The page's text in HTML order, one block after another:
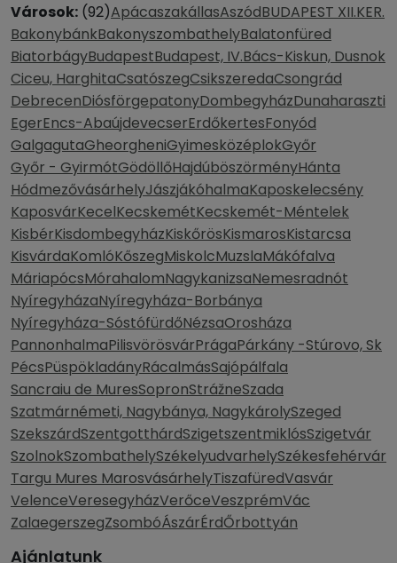
Városok: (92)ApácaszakállasAszódBUDAPEST XII.KER.
BakonybánkBakonyszombathelyBalatonfüred
BiatorbágyBudapestBudapest, IV.Bács-Kiskun, Dusnok
Ciceu, HarghitaCsatószegCsikszeredaCsongrád
DebrecenDiósförgepatonyDombegyházDunaharaszti
EgerEncs-AbaújdevecserErdőkertesFonyód
GalgagutaGheorgheniGyimesközéplokGyőr
Győr - GyirmótGödöllőHajdúböszörményHánta
HódmezővásárhelyJászjákóhalmaKaposkelecsény
KaposvárKecelKecskemétKecskemét-Méntelek
KisbérKisdombegyházKiskőrösKismarosKistarcsa
KisvárdaKomlóKőszegMiskolcMuzslaMákófalva
MáriapócsMórahalomNagykanizsaNemesradnót
NyíregyházaNyíregyháza-Borbánya
Nyíregyháza-SóstófürdőNézsaOrosháza
PannonhalmaPilisvörösvárPrágaPárkány -Stúrovo, Sk
PécsPüspökladányRácalmásSajópálfala
Sancraiu de MuresSopronStrážneSzada
Szatmárnémeti, Nagybánya, NagykárolySzeged
SzekszárdSzentgotthárdSzigetszentmiklósSzigetvár
SzolnokSzombathelySzékelyudvarhelySzékesfehérvár
Targu Mures MarosvásárhelyTiszafüredVasvár
VelenceVeresegyházVerőceVeszprémVác
ZalaegerszegZsombóÁszárÉrdŐrbottyán
Ajánlatunk